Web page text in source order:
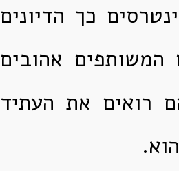
כך הדיונים
המשותפים אהובים
רואים את העתיד